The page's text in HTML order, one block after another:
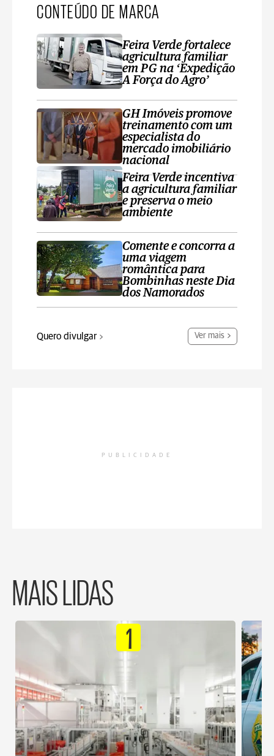
CONTEÚDO DE MARCA
Feira Verde fortalece
agricultura familiar
em PG na ‘Expedição
A Força do Agro’
GH Imóveis promove
treinamento com um
especialista do
mercado imobiliário
nacional
Feira Verde incentiva
a agricultura familiar
e preserva o meio
ambiente
Comente e concorra a
uma viagem
romântica para
Bombinhas neste Dia
dos Namorados
Quero divulgar Ver mais
PUBLICIDADE
MAIS LIDAS
1